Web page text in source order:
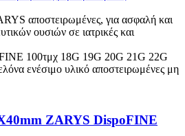
ZARYS DispoFINE